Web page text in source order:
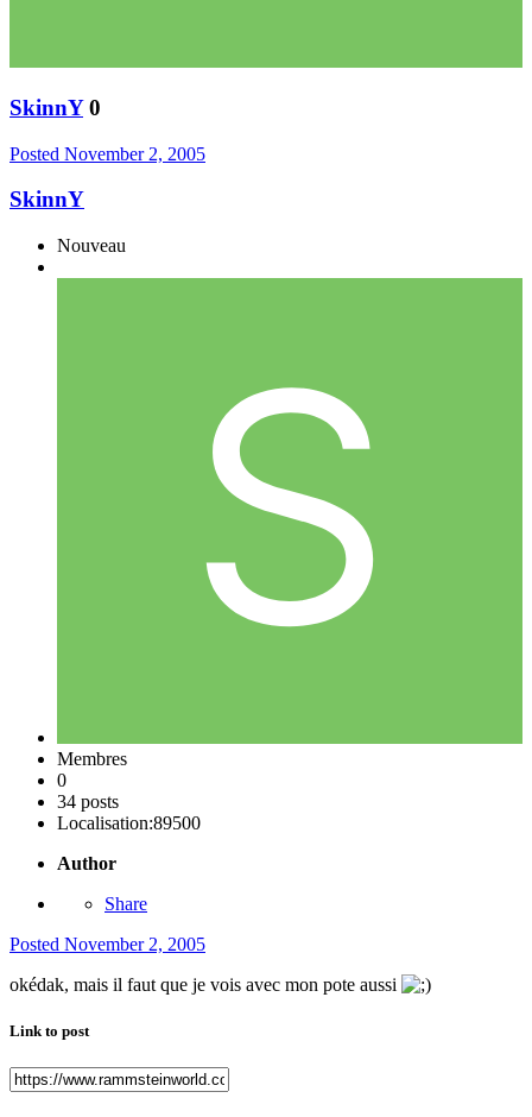
SkinnY 0
Posted November 2, 2005
SkinnY
Nouveau
Membres
0
34 posts
Localisation:89500
Author
Share
Posted November 2, 2005
okédak, mais il faut que je vois avec mon pote aussi
Link to post